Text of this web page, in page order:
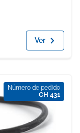
Ver
Número de pedido
CH 431